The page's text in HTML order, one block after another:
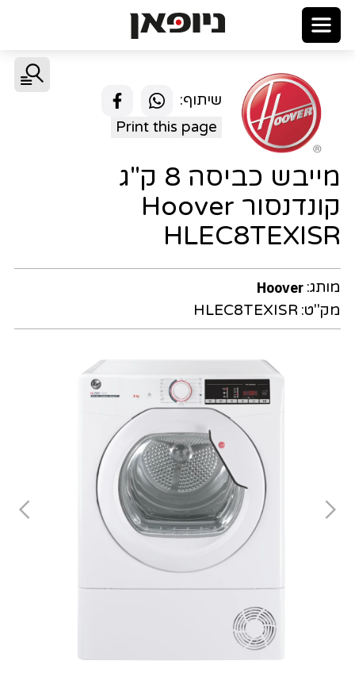
שיתוף:
Print this page
מייבש כביסה 8 ק"ג
קונדנסור Hoover
HLEC8TEXISR
מותג: Hoover
מק"ט: HLEC8TEXISR